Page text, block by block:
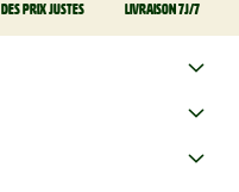
Des prix justes Livraison 7J/7